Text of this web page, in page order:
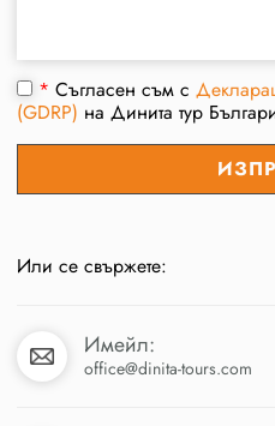
*Съгласен съм с
(GDRP) на Динита тур
Или се свържете:
Имейл:
office@dinita-tours.com